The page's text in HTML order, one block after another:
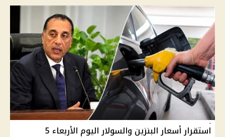
استقرار أسعار البنزين والسولار اليوم الأربعاء 5